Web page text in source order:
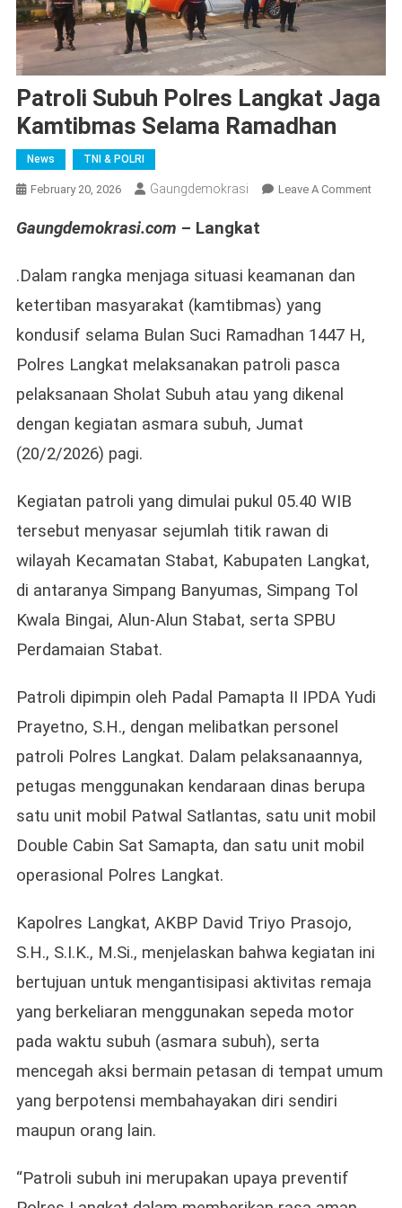
Patroli Subuh Polres Langkat Jaga
Kamtibmas Selama Ramadhan
News TNI & POLRI
February 20, 2026 Gaungdemokrasi Leave A CommentOn
Gaungdemokrasi.com – Langkat
.Dalam rangka menjaga situasi keamanan dan
ketertiban masyarakat (kamtibmas) yang
kondusif selama Bulan Suci Ramadhan 1447 H,
Polres Langkat melaksanakan patroli pasca
pelaksanaan Sholat Subuh atau yang dikenal
dengan kegiatan asmara subuh, Jumat
(20/2/2026) pagi.
Kegiatan patroli yang dimulai pukul 05.40 WIB
tersebut menyasar sejumlah titik rawan di
wilayah Kecamatan Stabat, Kabupaten Langkat,
di antaranya Simpang Banyumas, Simpang Tol
Kwala Bingai, Alun-Alun Stabat, serta SPBU
Perdamaian Stabat.
Patroli dipimpin oleh Padal Pamapta II IPDA Yudi
Prayetno, S.H., dengan melibatkan personel
patroli Polres Langkat. Dalam pelaksanaannya,
petugas menggunakan kendaraan dinas berupa
satu unit mobil Patwal Satlantas, satu unit mobil
Double Cabin Sat Samapta, dan satu unit mobil
operasional Polres Langkat.
Kapolres Langkat, AKBP David Triyo Prasojo,
S.H., S.I.K., M.Si., menjelaskan bahwa kegiatan ini
bertujuan untuk mengantisipasi aktivitas remaja
yang berkeliaran menggunakan sepeda motor
pada waktu subuh (asmara subuh), serta
mencegah aksi bermain petasan di tempat umum
yang berpotensi membahayakan diri sendiri
maupun orang lain.
“Patroli subuh ini merupakan upaya preventif